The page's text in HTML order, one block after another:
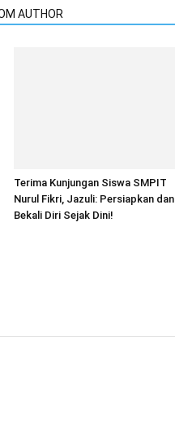
AUTHOR
Terima Kunjungan Siswa SMPIT
Nurul Fikri, Jazuli: Persiapkan dan
Bekali Diri Sejak Dini!